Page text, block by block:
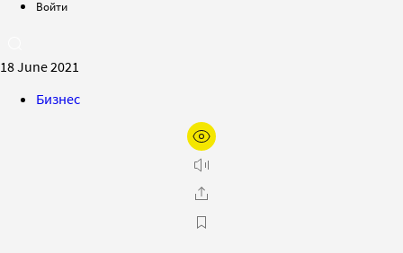
Войти
18 June 2021
Бизнес